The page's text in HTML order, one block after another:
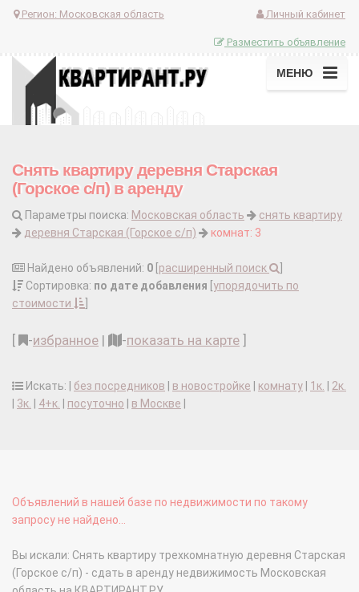
Регион: Московская область Личный кабинет
Разместить объявление
МЕНЮ
Снять квартиру деревня Старская
(Горское с/п) в аренду
Параметры поиска: Московская область
снять квартиру
деревня Старская (Горское с/п)
комнат: 3
Найдено объявлений: 0 расширенный поиск
Сортировка: по дате добавления упорядочить по
стоимости
-избранное | -показать на карте
Искать: | без посредников в новостройке комнату 1к.
2к.
3к. 4+к. посуточно в Москве
Объявлений в нашей базе по недвижимости по такому
запросу не найдено...
Вы искали: Снять квартиру трехкомнатную деревня Старская
(Горское с/п) - сдать в аренду недвижимость Московская